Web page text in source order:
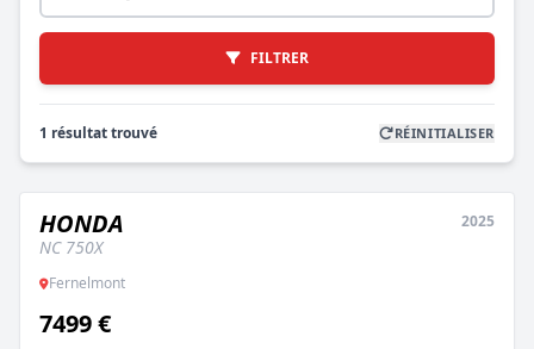
FILTRER
1 résultat trouvé RÉINITIALISER
OCCASION
HONDA
NC 750X
2025
Fernelmont
7499 €